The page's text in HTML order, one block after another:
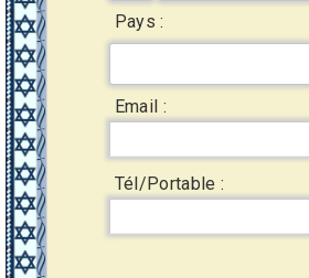
Pays :
Email :
Tél/Portable :